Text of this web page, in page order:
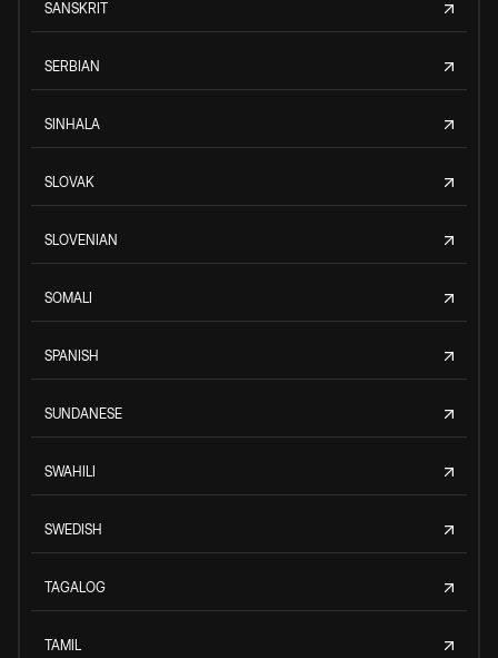
SANSKRIT
SERBIAN
SINHALA
SLOVAK
SLOVENIAN
SOMALI
SPANISH
SUNDANESE
SWAHILI
SWEDISH
TAGALOG
TAMIL